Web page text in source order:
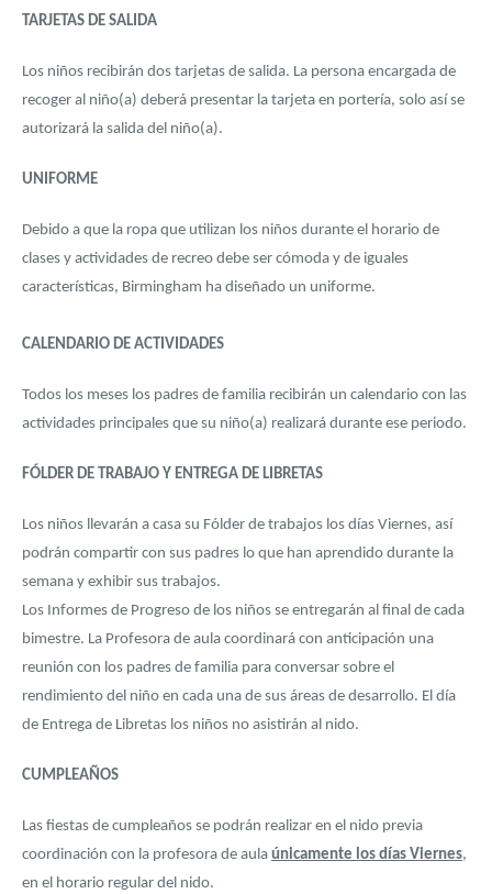
TARJETAS DE SALIDA
Los niños recibirán dos tarjetas de salida. La persona encargada de
recoger al niño(a) deberá presentar la tarjeta en portería, solo así se
autorizará la salida del niño(a).
UNIFORME
Debido a que la ropa que utilizan los niños durante el horario de
clases y actividades de recreo debe ser cómoda y de iguales
características, Birmingham ha diseñado un uniforme.
CALENDARIO DE ACTIVIDADES
Todos los meses los padres de familia recibirán un calendario con las
actividades principales que su niño(a) realizará durante ese periodo.
FÓLDER DE TRABAJO Y ENTREGA DE LIBRETAS
Los niños llevarán a casa su Fólder de trabajos los días Viernes, así
podrán compartir con sus padres lo que han aprendido durante la
semana y exhibir sus trabajos.
Los Informes de Progreso de los niños se entregarán al final de cada
bimestre. La Profesora de aula coordinará con anticipación una
reunión con los padres de familia para conversar sobre el
rendimiento del niño en cada una de sus áreas de desarrollo. El día
de Entrega de Libretas los niños no asistirán al nido.
CUMPLEAÑOS
Las fiestas de cumpleaños se podrán realizar en el nido previa
coordinación con la profesora de aula únicamente los días Viernes,
en el horario regular del nido.